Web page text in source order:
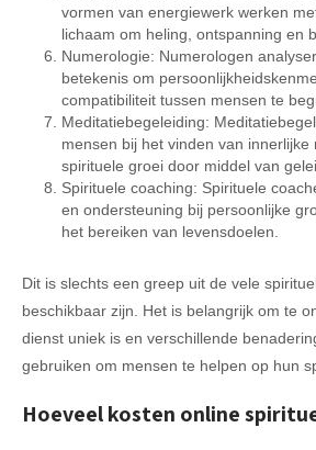
vormen van energiewerk werken
lichaam om heling, ontspanning en
Numerologie: Numerologen
betekenis om
compatibiliteit tussen mensen te
Meditatiebegeleiding:
mensen bij het vinden van innerlijke
spirituele groei door middel van
Spirituele coaching: Spirituele
en ondersteuning bij persoonlijke
het bereiken van levensdoelen.
Dit is slechts een greep uit de vele
beschikbaar zijn. Het is belangrijk om te
dienst uniek is en verschillende
gebruiken om mensen te helpen op hun
Hoeveel kosten online